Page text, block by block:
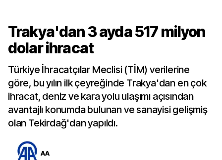
Trakya'dan 3 ayda 517 milyon
dolar ihracat
Türkiye İhracatçılar Meclisi (TİM) verilerine
göre, bu yılın ilk çeyreğinde Trakya'dan en çok
ihracat, deniz ve kara yolu ulaşımı açısından
avantajlı konumda bulunan ve sanayisi gelişmiş
olan Tekirdağ'dan yapıldı.
AA